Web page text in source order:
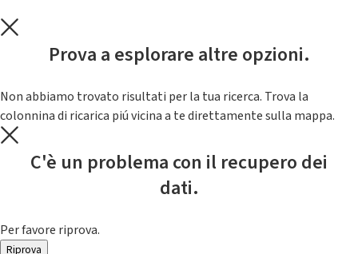
Prova a esplorare altre opzioni.
Non abbiamo trovato risultati per la tua ricerca. Trova la
colonnina di ricarica piú vicina a te direttamente sulla mappa.
C'è un problema con il recupero dei
dati.
Per favore riprova.
Riprova